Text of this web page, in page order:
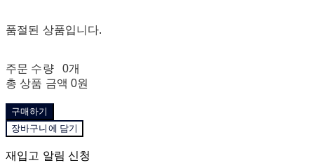
품절된 상품입니다.
주문 수량
0개
총 상품 금액 0원
구매하기
장바구니에 담기
재입고 알림 신청